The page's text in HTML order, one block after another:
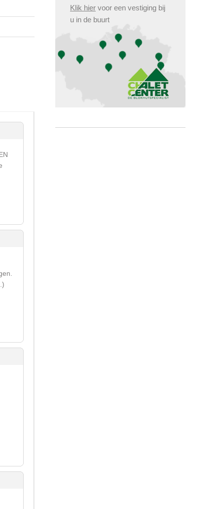
Klik hier voor een vestiging bij
u in de buurt